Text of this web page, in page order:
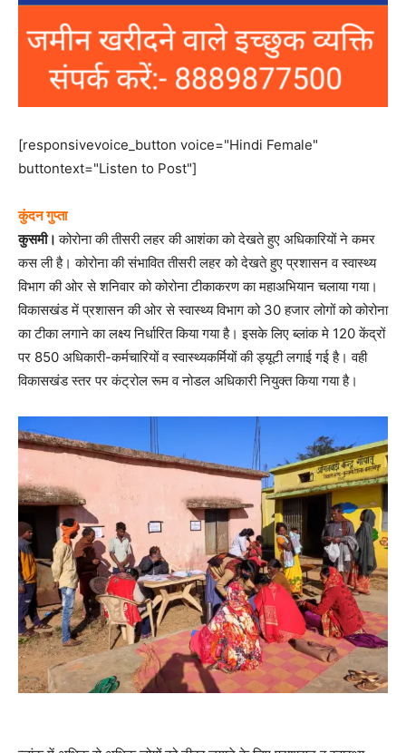
[responsivevoice_button voice="Hindi Female"
buttontext="Listen to Post"]
कुंदन गुप्ता
कुसमी।कोरोना की तीसरी लहर की आशंका को देखते हुए अधिकारियों ने कमर
कस ली है। कोरोना की संभावित तीसरी लहर को देखते हुए प्रशासन व स्वास्थ्य
विभाग की ओर से शनिवार को कोरोना टीकाकरण का महाअभियान चलाया गया।
विकासखंड में प्रशासन की ओर से स्वास्थ्य विभाग को 30 हजार लोगों को कोरोना
का टीका लगाने का लक्ष्य निर्धारित किया गया है। इसके लिए ब्लांक मे 120 केंद्रों
पर 850 अधिकारी-कर्मचारियों व स्वास्थ्यकर्मियों की ड्यूटी लगाई गई है। वही
विकासखंड स्तर पर कंट्रोल रूम व नोडल अधिकारी नियुक्त किया गया है।